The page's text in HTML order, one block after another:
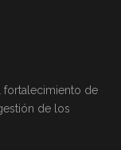
fortalecimiento de
de los